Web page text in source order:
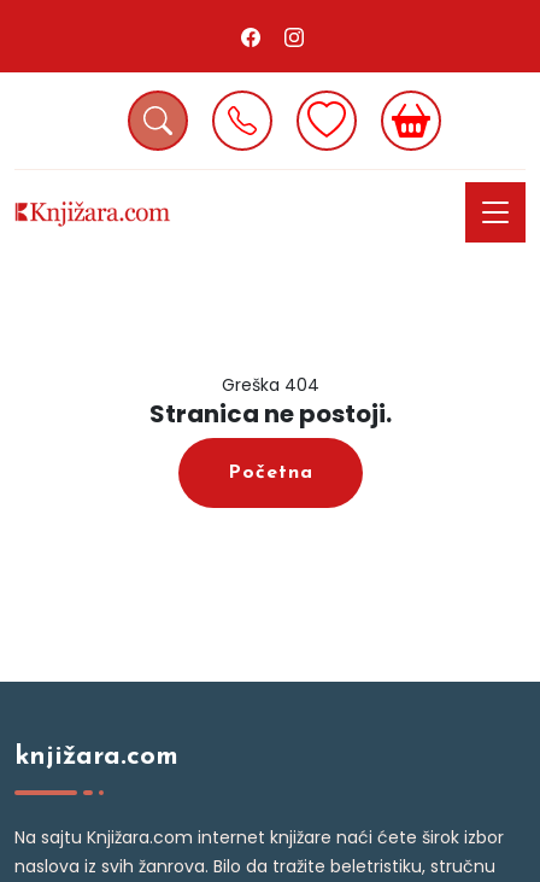
Greška 404
Stranica ne postoji.
Početna
knjižara.com
Na sajtu Knjižara.com internet knjižare naći ćete širok izbor
naslova iz svih žanrova. Bilo da tražite beletristiku, stručnu